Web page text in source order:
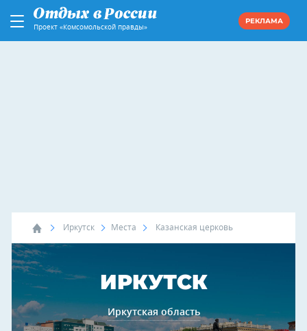
Проект «Комсомольской правды»
РЕКЛАМА
Иркутск Места Казанская церковь
ИРКУТСК
Иркутская область